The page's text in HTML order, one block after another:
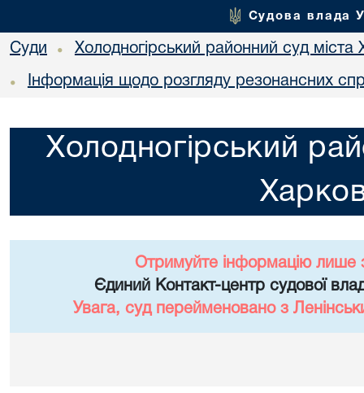
Судова влада
Суди • Холодногірський районний суд міста
• Інформація щодо розгляду резонансних
Холодногірський
Отримуйте інформацію лише
Єдиний Контакт-центр судової
Увага, суд перейменовано з